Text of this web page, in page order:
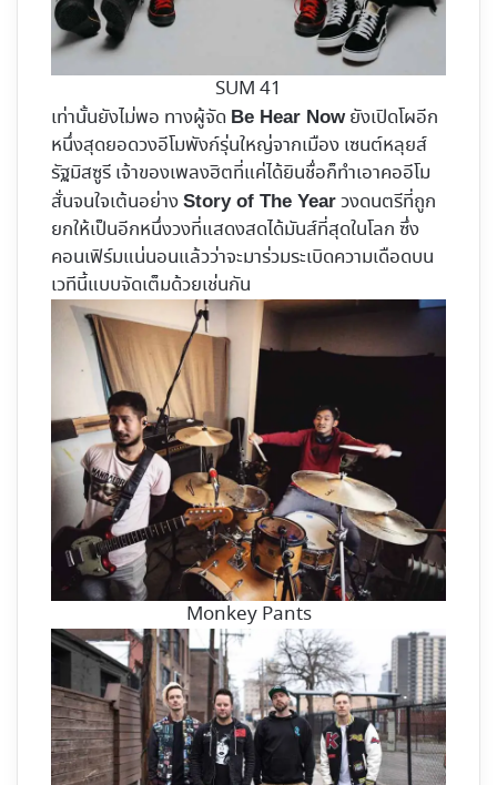
SUM 41
เท่านั้นยังไม่พอ ทางผู้จัด Be Hear Nowยังเปิดโผอีก
หนึ่งสุดยอดวงอีโมพังก์รุ่นใหญ่จากเมือง เซนต์หลุยส์
รัฐมิสซูรี เจ้าของเพลงฮิตที่แค่ได้ยินชื่อก็ทำเอาคออีโม
สั่นจนใจเต้นอย่าง Story of The Year วงดนตรีที่ถูก
ยกให้เป็นอีกหนึ่งวงที่แสดงสดได้มันส์ที่สุดในโลก ซึ่ง
คอนเฟิร์มแน่นอนแล้วว่าจะมาร่วมระเบิดความเดือดบน
เวทีนี้แบบจัดเต็มด้วยเช่นกัน
Monkey Pants